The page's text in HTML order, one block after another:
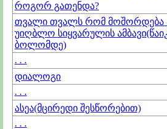
როგორ გათენდა?
თვალი თვალს რომ მოშორდება
უიღბლო სიყვარულის
ბოლომდე)
. . .
დიალოგი
. . .
ასეა(მცირედი შესწორებით)
. . .